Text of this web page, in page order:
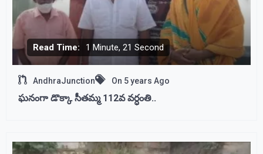
Read Time: 1 Minute, 21 Second
AndhraJunction On 5 years Ago
ఘనంగా డొక్కా సీతమ్మ 112వ వర్ధంతి..